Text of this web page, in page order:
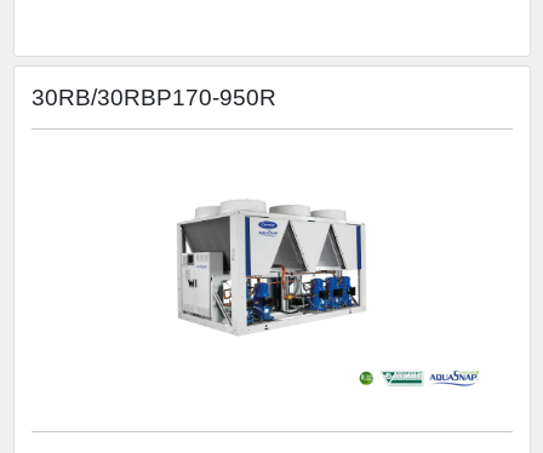
30RB/30RBP170-950R